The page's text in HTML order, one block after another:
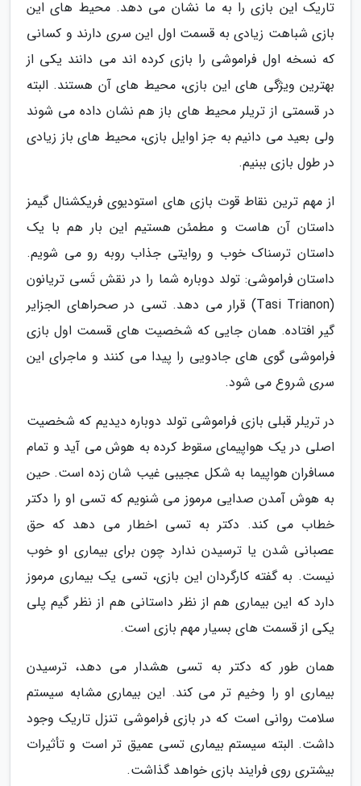
تاریک این بازی را به ما نشان می دهد. محیط های این
بازی شباهت زیادی به قسمت اول این سری دارند و کسانی
که نسخه اول فراموشی را بازی کرده اند می دانند یکی از
بهترین ویژگی های این بازی، محیط های آن هستند. البته
در قسمتی از تریلر محیط های باز هم نشان داده می شوند
ولی بعید می دانیم به جز اوایل بازی، محیط های باز زیادی
در طول بازی ببنیم.
از مهم ترین نقاط قوت بازی های استودیوی فریکشنال گیمز
داستان آن هاست و مطمئن هستیم این بار هم با یک
داستان ترسناک خوب و روایتی جذاب روبه رو می شویم.
داستان فراموشی: تولد دوباره شما را در نقش تَسی تریانون
(Tasi Trianon) قرار می دهد. تسی در صحراهای الجزایر
گیر افتاده. همان جایی که شخصیت های قسمت اول بازی
فراموشی گوی های جادویی را پیدا می کنند و ماجرای این
سری شروع می شود.
در تریلر قبلی بازی فراموشی تولد دوباره دیدیم که شخصیت
اصلی در یک هواپیمای سقوط کرده به هوش می آید و تمام
مسافران هواپیما به شکل عجیبی غیب شان زده است. حین
به هوش آمدن صدایی مرموز می شنویم که تسی او را دکتر
خطاب می کند. دکتر به تسی اخطار می دهد که حق
عصبانی شدن یا ترسیدن ندارد چون برای بیماری او خوب
نیست. به گفته کارگردان این بازی، تسی یک بیماری مرموز
دارد که این بیماری هم از نظر داستانی هم از نظر گیم پلی
یکی از قسمت های بسیار مهم بازی است.
همان طور که دکتر به تسی هشدار می دهد، ترسیدن
بیماری او را وخیم تر می کند. این بیماری مشابه سیستم
سلامت روانی است که در بازی فراموشی تنزل تاریک وجود
داشت. البته سیستم بیماری تسی عمیق تر است و تأثیرات
بیشتری روی فرایند بازی خواهد گذاشت.